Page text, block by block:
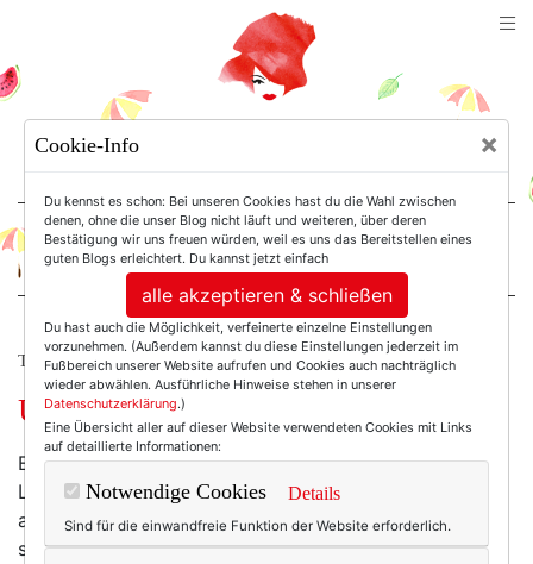
For Women. Not Girls.
TEXTERELLA PERSÖNLICH.
Und sonst so, Frau Texterella?
Es ist schon ein paar Jahre her, da schrieb mir eine
Leserin, dass sie meine „Und sonst so?“-Blogbeiträge
am allerliebsten liest. Das traf sich gut, denn ich
schrieb sie auch besonders gerne. Und tue es noch.
Cookie-Info ×
Du kennst es schon: Bei unseren Cookies hast du die Wahl zwischen
denen, ohne die unser Blog nicht läuft und weiteren, über deren
Bestätigung wir uns freuen würden, weil es uns das Bereitstellen eines
guten Blogs erleichtert. Du kannst jetzt einfach
alle akzeptieren & schließen
Du hast auch die Möglichkeit, verfeinerte einzelne Einstellungen
vorzunehmen. (Außerdem kannst du diese Einstellungen jederzeit im
Fußbereich unserer Website aufrufen und Cookies auch nachträglich
wieder abwählen. Ausführliche Hinweise stehen in unserer
Datenschutzerklärung.)
Eine Übersicht aller auf dieser Website verwendeten Cookies mit Links
auf detaillierte Informationen:
Notwendige Cookies Details
Sind für die einwandfreie Funktion der Website erforderlich.